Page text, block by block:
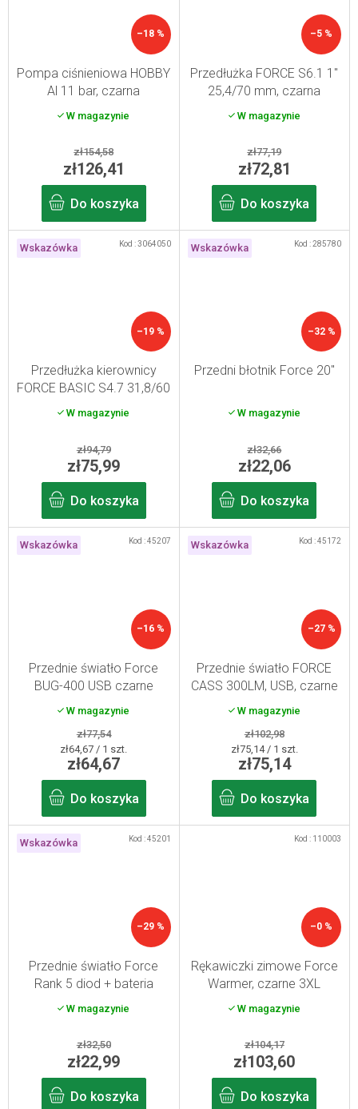
–18 %
Pompa ciśnieniowa HOBBY
Al 11 bar, czarna
W magazynie
zł154,58
zł126,41
Do koszyka
–5 %
Przedłużka FORCE S6.1 1"
25,4/70 mm, czarna
W magazynie
zł77,19
zł72,81
Do koszyka
Wskazówka
–19 %
Przedłużka kierownicy
FORCE BASIC S4.7 31,8/60
mm, czarna
W magazynie
zł94,79
zł75,99
Do koszyka
Kod :3064050 Wskazówka
–32 %
Przedni błotnik Force 20"
W magazynie
zł32,66
zł22,06
Do koszyka
Kod :285780
Wskazówka
–16 %
Przednie światło Force
BUG-400 USB czarne
W magazynie
zł77,54
zł64,67
Cena
jednostkowa:
zł64,67 / 1 szt.
Do koszyka
Kod :45207 Wskazówka
–27 %
Przednie światło FORCE
CASS 300LM, USB, czarne
W magazynie
zł102,98
zł75,14
Cena
jednostkowa:
zł75,14 / 1 szt.
Do koszyka
Kod :45172
Wskazówka
–29 %
Przednie światło Force
Rank 5 diod + bateria
W magazynie
zł32,50
zł22,99
Do koszyka
Kod :45201
–0 %
Rękawiczki zimowe Force
Warmer, czarne 3XL
W magazynie
zł104,17
zł103,60
Do koszyka
Kod : 110003